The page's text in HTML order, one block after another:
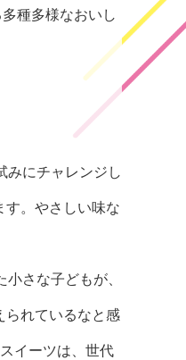
種多様なおいし
みにチャレンジし
す。やさしい味な
さな子どもが、
られているなと感
イーツは、世代